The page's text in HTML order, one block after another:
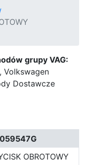
grupy VAG:
Volkswagen
Dostawcze
OBROTOWY